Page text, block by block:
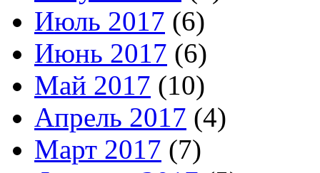
Июль 2017 (6)
Июнь 2017 (6)
Май 2017 (10)
Апрель 2017 (4)
Март 2017 (7)